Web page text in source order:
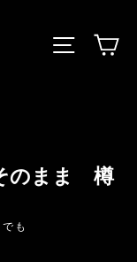
サイト
のまま 樽
も